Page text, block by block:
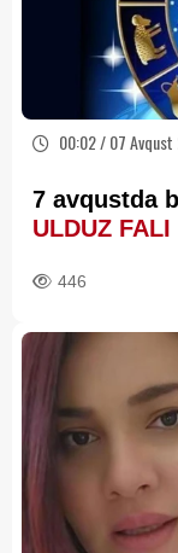
00:02 / 07
7 avqustda
ULDUZ FALI
446